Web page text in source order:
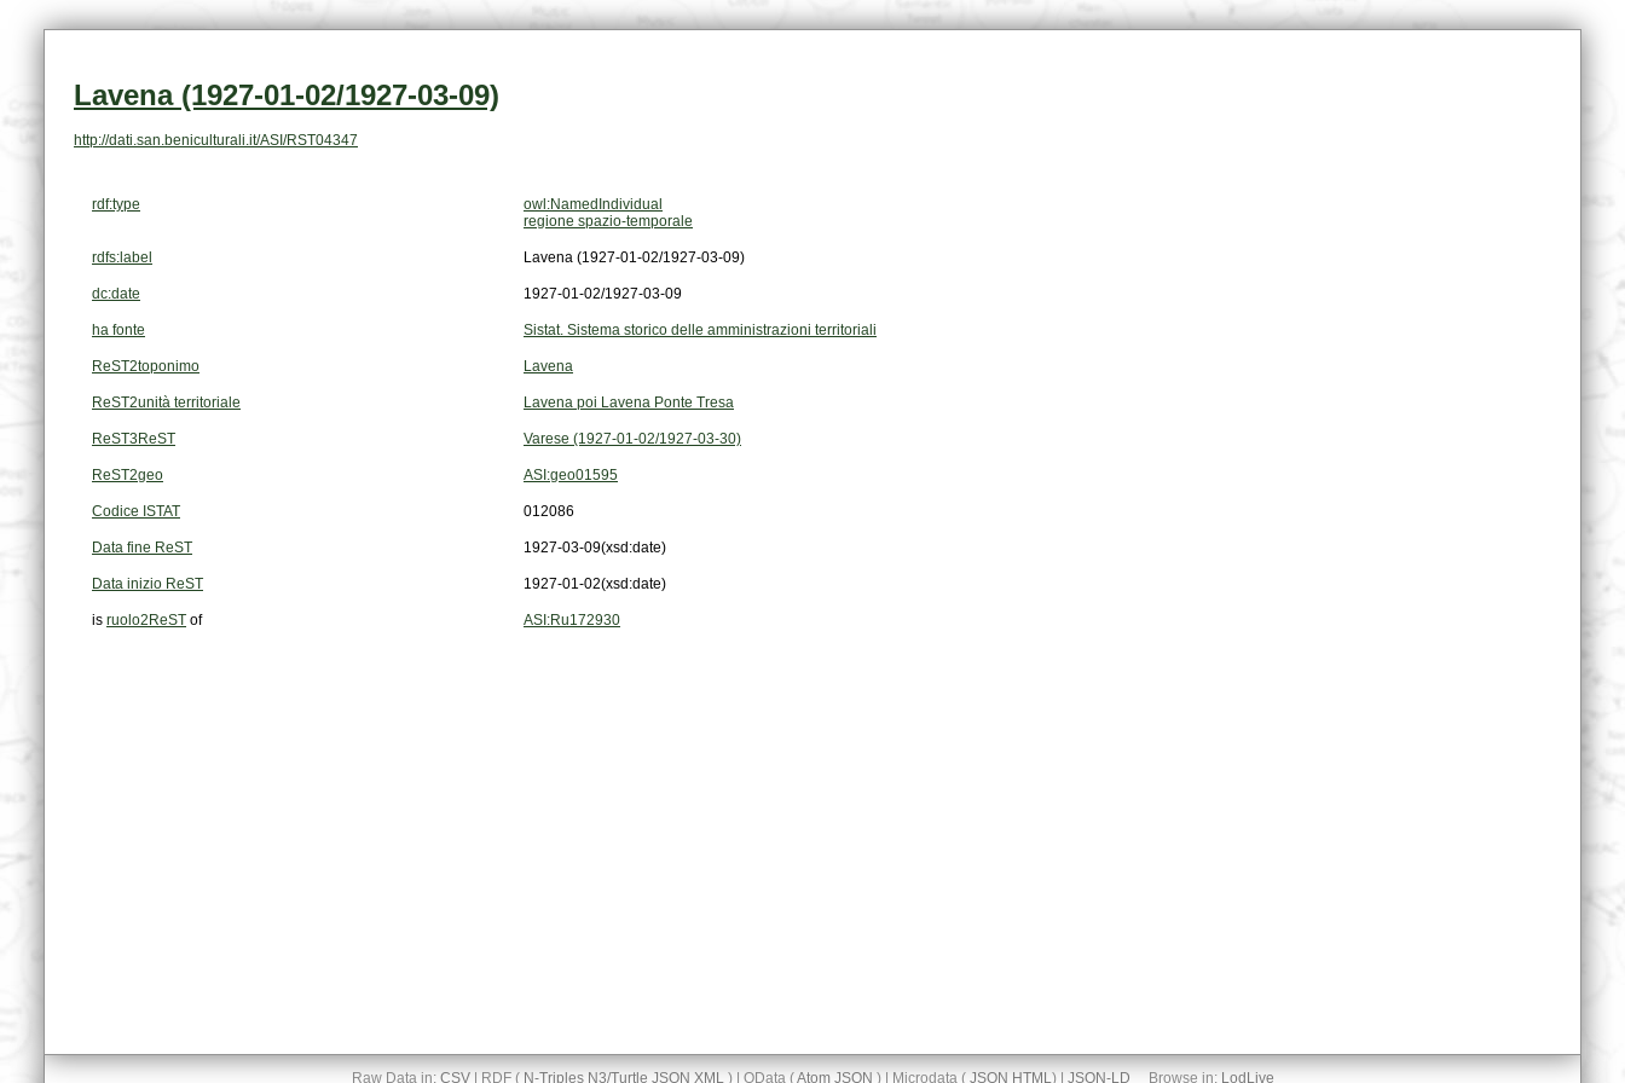
Lavena (1927-01-02/1927-03-09)
http://dati.san.beniculturali.it/ASI/RST04347
rdf:type
owl:NamedIndividual
regione spazio-temporale
rdfs:label Lavena (1927-01-02/1927-03-09)
dc:date 1927-01-02/1927-03-09
ha fonte Sistat. Sistema storico delle amministrazioni territoriali
ReST2toponimo Lavena
ReST2unità territoriale Lavena poi Lavena Ponte Tresa
ReST3ReST Varese (1927-01-02/1927-03-30)
ReST2geo ASI:geo01595
Codice ISTAT 012086
Data fine ReST 1927-03-09(xsd:date)
Data inizio ReST 1927-01-02(xsd:date)
is ruolo2ReST of ASI:Ru172930
Raw Data in: CSV| RDF ( N-Triples N3/Turtle JSON XML) | OData (Atom JSON ) | Microdata ( JSON HTML) | JSON-LD Browse in: LodLive